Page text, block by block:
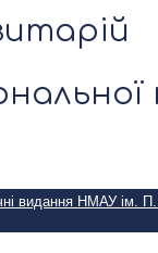
видання НМАУ ім. П.